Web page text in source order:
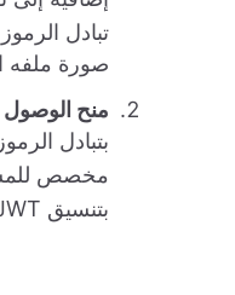
تبادل
صورة
منح الوصول
بتبادل
مخصص
بتنسيق JWT يحتوي على جميع المعلومات اللازمة للتفويض للوصول إلى المورد المحمي.